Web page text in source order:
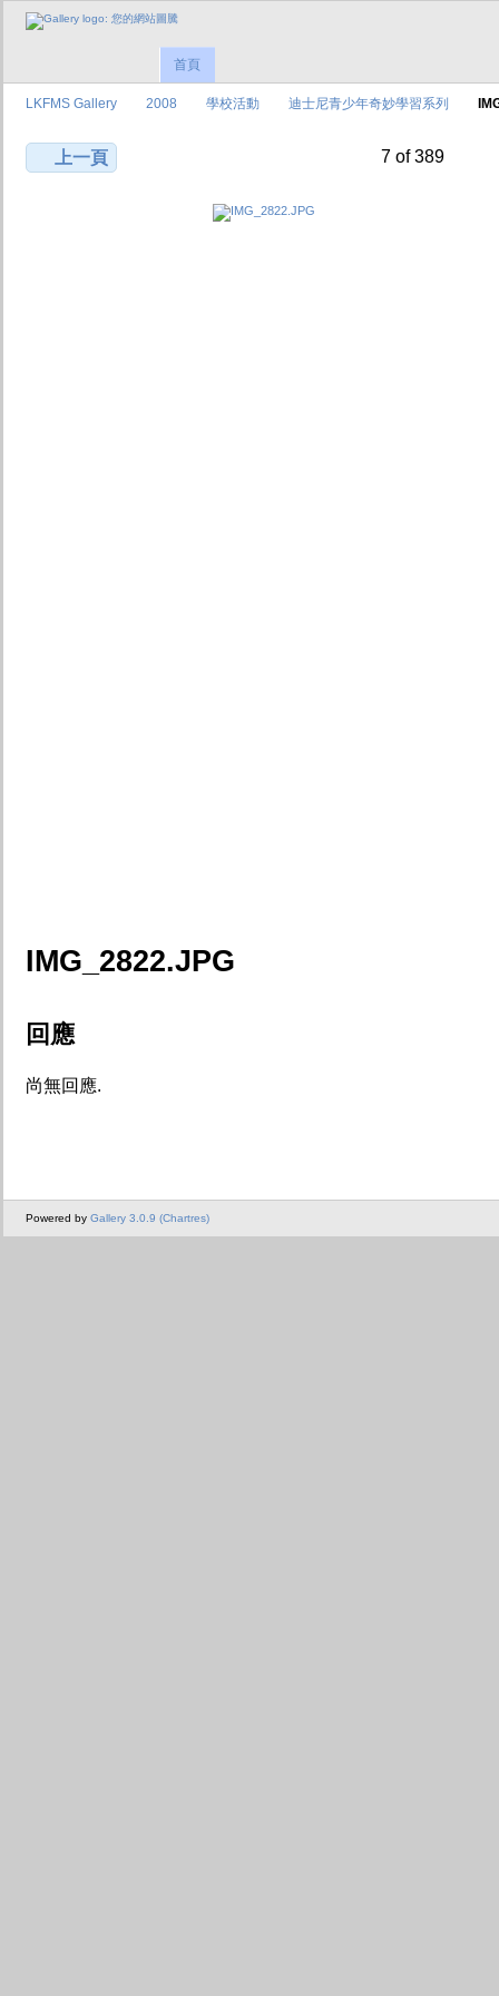
首頁
LKFMS Gallery 2008 學校活動 迪士尼青少年奇妙學習系列
上一頁 7 of 389
IMG_2822.JPG
回應
尚無回應.
Powered by Gallery 3.0.9 (Chartres)